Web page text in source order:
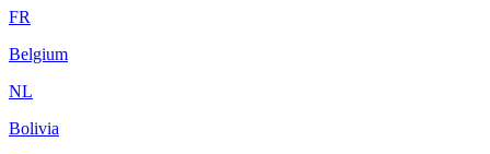
FR
Belgium
NL
Bolivia